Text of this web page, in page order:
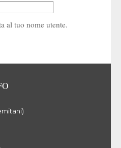
al tuo nome utente.